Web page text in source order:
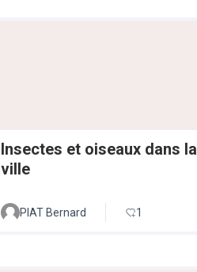
Insectes et oiseaux dans la
ville
PIAT Bernard 1